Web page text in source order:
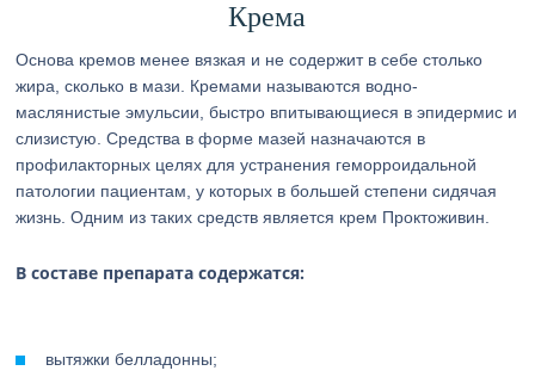
Крема
Основа кремов менее вязкая и не содержит в себе столько
жира, сколько в мази. Кремами называются водно-
маслянистые эмульсии, быстро впитывающиеся в эпидермис и
слизистую. Средства в форме мазей назначаются в
профилакторных целях для устранения геморроидальной
патологии пациентам, у которых в большей степени сидячая
жизнь. Одним из таких средств является крем Проктоживин.
В составе препарата содержатся:
вытяжки белладонны;